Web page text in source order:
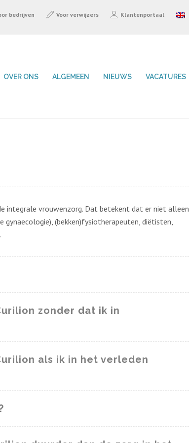
bedrijven Voor verwijzers Klantenportaal
OVER ONS ALGEMEEN NIEUWS VACATURES
integrale vrouwenzorg. Dat betekent dat er niet alleen
gynaecologie), (bekken)fysiotherapeuten, diëtisten,
zonder dat ik in
als ik in het verleden